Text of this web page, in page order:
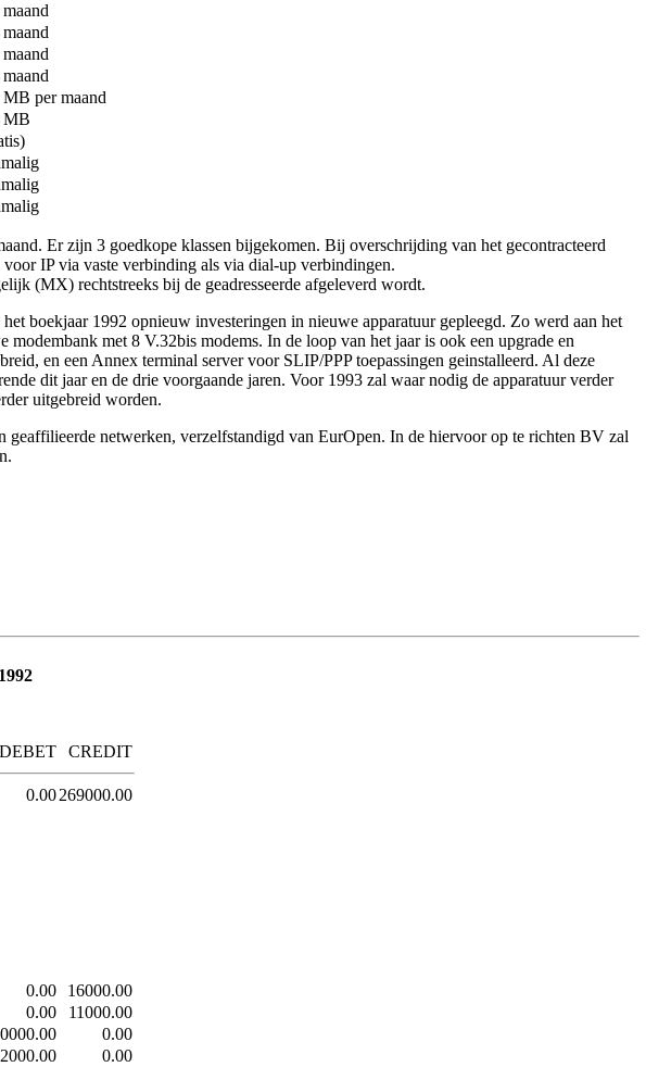
MB per maand
MB
Er zijn 3 goedkope klassen bijgekomen. Bij overschrijding van het gecontracteerd
IP via vaste verbinding als via dial-up verbindingen.
(MX) rechtstreeks bij de geadresseerde afgeleverd wordt.
boekjaar 1992 opnieuw investeringen in nieuwe apparatuur gepleegd. Zo werd aan het
met 8 V.32bis modems. In de loop van het jaar is ook een upgrade en
en een Annex terminal server voor SLIP/PPP toepassingen geinstalleerd. Al deze
dit jaar en de drie voorgaande jaren. Voor 1993 zal waar nodig de apparatuur verder
uitgebreid worden.
netwerken, verzelfstandigd van EurOpen. In de hiervoor op te richten BV zal
DEBET CREDIT
0.00 269000.00
0.00
16000.00
0.00
11000.00
0.00
0.00